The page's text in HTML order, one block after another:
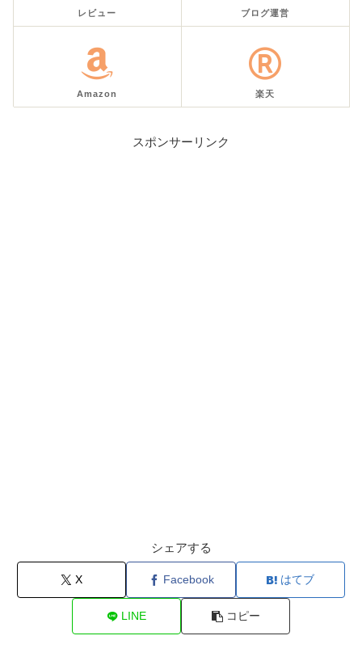
レビュー ブログ運営
Amazon 楽天
スポンサーリンク
シェアする
X Facebook はてブ
LINE コピー